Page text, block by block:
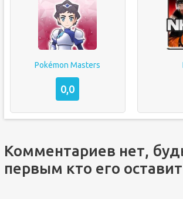
Pokémon Masters
0,0
Комментариев нет,
первым кто его оставит